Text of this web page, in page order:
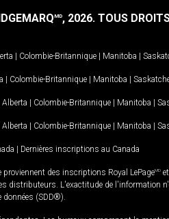
MD, 2026. TOUS
| Colombie-Britannique | Manitoba |
| Colombie-Britannique | Manitoba |
Alberta | Colombie-Britannique | Manitoba |
Alberta | Colombie-Britannique | Manitoba |
| Dernières inscriptions au Canada
des inscriptions Royal LePageMD
distributeurs. L'exactitude de l'information
(SDD®).